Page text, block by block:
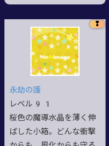
❢
永劫の護
レベル91
桜色の魔導水晶を薄く伸
ばした小箱。どんな衝撃